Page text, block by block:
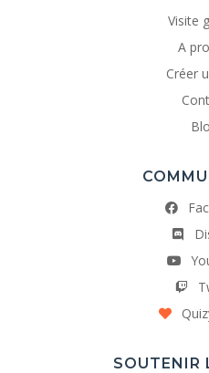
Visite
A
Créer
SOUTENIR